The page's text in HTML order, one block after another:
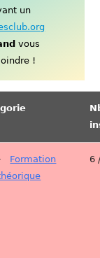
un
vous
!
Formation
6